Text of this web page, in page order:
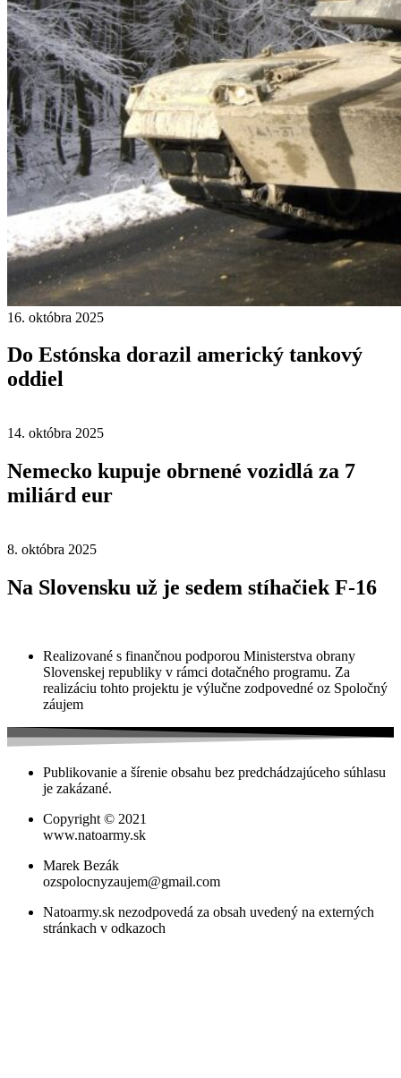
16. októbra 2025
Do Estónska dorazil americký tankový
oddiel
14. októbra 2025
Nemecko kupuje obrnené vozidlá za 7
miliárd eur
8. októbra 2025
Na Slovensku už je sedem stíhačiek F-16
Realizované s finančnou podporou Ministerstva obrany
Slovenskej republiky v rámci dotačného programu. Za
realizáciu tohto projektu je výlučne zodpovedné oz Spoločný
záujem
Publikovanie a šírenie obsahu bez predchádzajúceho súhlasu
je zakázané.
Copyright © 2021
www.natoarmy.sk
Marek Bezák
ozspolocnyzaujem@gmail.com
Natoarmy.sk nezodpovedá za obsah uvedený na externých
stránkach v odkazoch